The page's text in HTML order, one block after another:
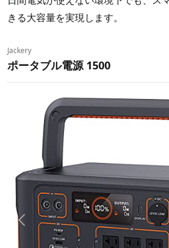
きる大容量を実現します。
Jackery
ポータブル電源 1500